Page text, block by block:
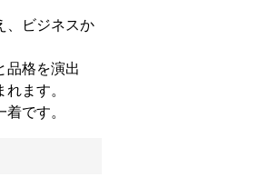
、ビジネスか
品格を演出
ます。
です。